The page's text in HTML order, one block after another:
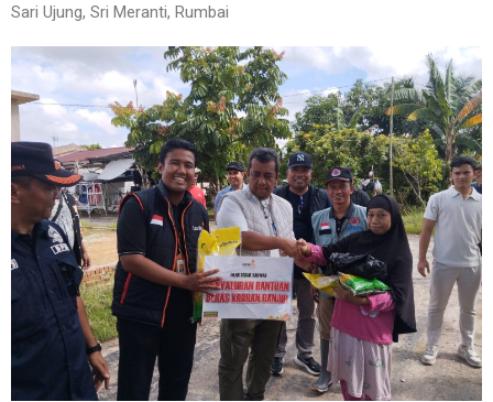
Sari Ujung, Sri Meranti, Rumbai